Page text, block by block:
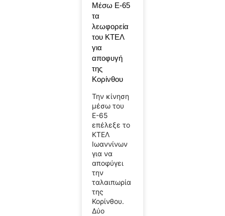
Μέσω Ε-65
τα
λεωφορεία
του ΚΤΕΛ
για
αποφυγή
της
Κορίνθου
Την κίνηση
μέσω του
Ε-65
επέλεξε το
ΚΤΕΛ
Ιωαννίνων
για να
αποφύγει
την
ταλαιπωρία
της
Κορίνθου.
Δύο